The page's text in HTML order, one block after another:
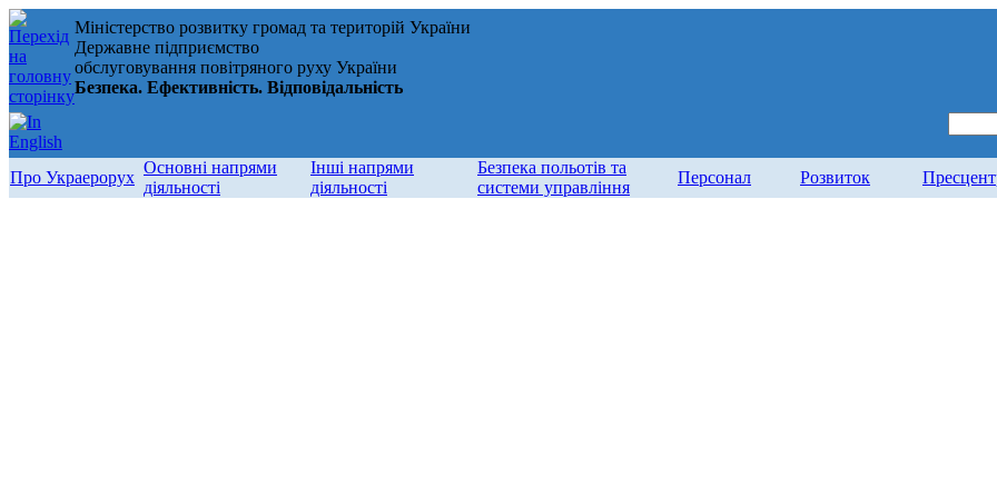
Міністерство розвитку громад та територій України
Державне підприємство
обслуговування повітряного руху України
Безпека. Ефективність. Відповідальність
Про Украерорух
Основні напрями
діяльності
Інші напрями
діяльності
Безпека польотів та
системи управління
Персонал Розвиток